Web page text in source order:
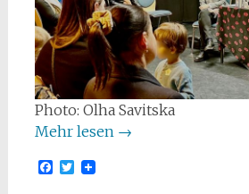
Photo: Olha Savitska
Mehr lesen →
Facebook
Twitter